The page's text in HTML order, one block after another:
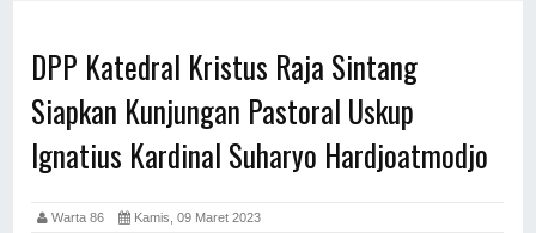
DPP Katedral Kristus Raja Sintang
Siapkan Kunjungan Pastoral Uskup
Ignatius Kardinal Suharyo Hardjoatmodjo
Warta 86 Kamis, 09 Maret 2023